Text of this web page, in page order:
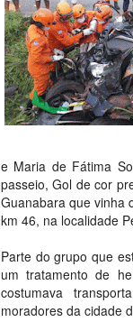
e Maria de Fátima
passeio, Gol de cor
Guanabara que vinha
km 46, na localidade
Parte do grupo que
um tratamento de
costumava
moradores da cidade